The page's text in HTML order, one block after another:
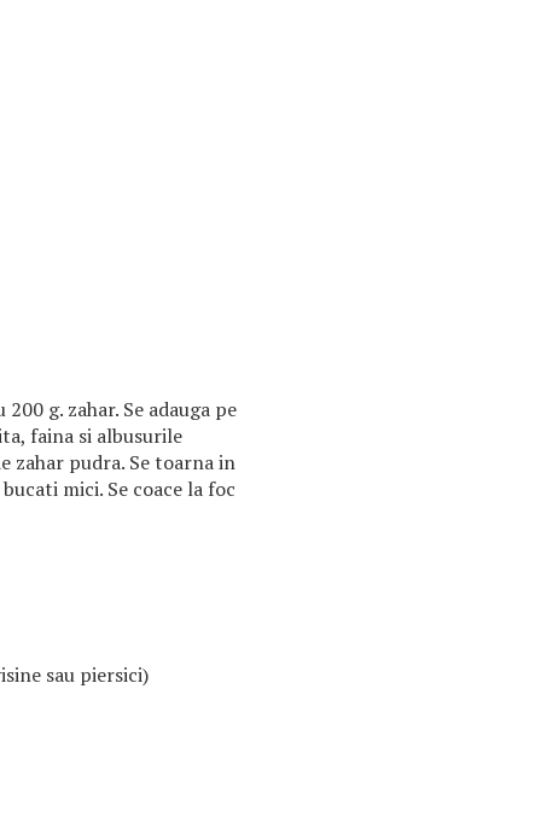
g. zahar. Se adauga pe
faina si albusurile
zahar pudra. Se toarna in
mici. Se coace la foc
sau piersici)